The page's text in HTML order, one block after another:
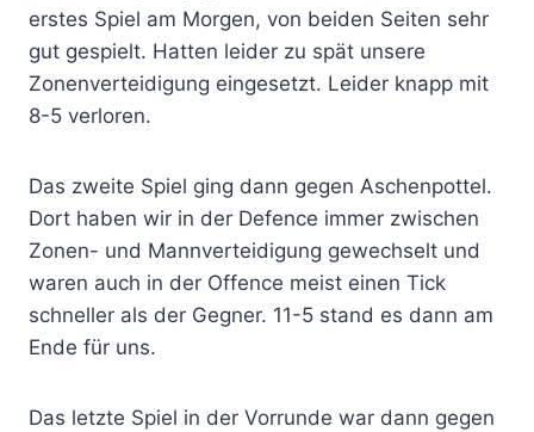
erstes Spiel am Morgen, von beiden Seiten sehr
gut gespielt. Hatten leider zu spät unsere
Zonenverteidigung eingesetzt. Leider knapp mit
8-5 verloren.
Das zweite Spiel ging dann gegen Aschenpottel.
Dort haben wir in der Defence immer zwischen
Zonen- und Mannverteidigung gewechselt und
waren auch in der Offence meist einen Tick
schneller als der Gegner. 11-5 stand es dann am
Ende für uns.
Das letzte Spiel in der Vorrunde war dann gegen